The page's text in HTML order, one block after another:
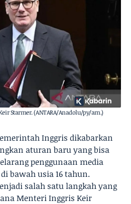
Starmer. (ANTARA/Anadolu/py/am.)
Inggris dikabarkan
aturan baru yang bisa
penggunaan media
bawah usia 16 tahun.
salah satu langkah yang
Menteri Inggris Keir